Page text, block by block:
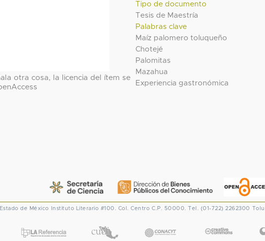
Tipo de documento
Tesis de Maestría
Palabras clave
Maíz palomero toluqueño
Chotejé
Palomitas
Mazahua
Experiencia gastronómica
otra cosa, la licencia del ítem se
de México Instituto Literario #100. Col. Centro C.P. 50000. Tel. (01-722) 2262300